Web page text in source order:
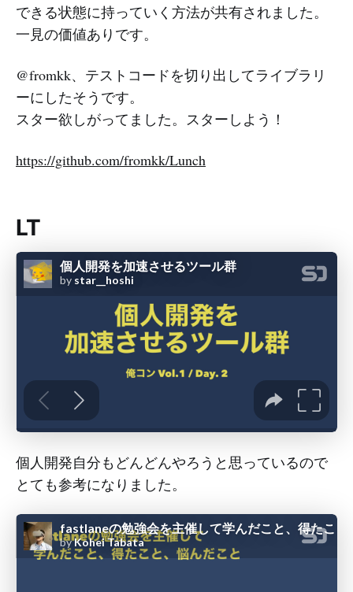
できる状態に持っていく方法が共有されました。
一見の価値ありです。
@fromkk、テストコードを切り出してライブラリ
ーにしたそうです。
スター欲しがってました。スターしよう！
https://github.com/fromkk/Lunch
LT
個人開発自分もどんどんやろうと思っているので
とても参考になりました。